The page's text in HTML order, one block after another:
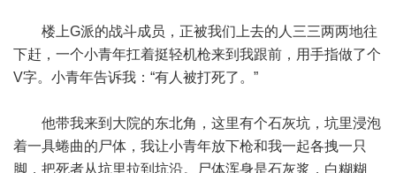
楼上G派的战斗成员，正被我们上去的人三三两两地往
下赶，一个小青年扛着挺轻机枪来到我跟前，用手指做了个
V字。小青年告诉我：“有人被打死了。”
他带我来到大院的东北角，这里有个石灰坑，坑里浸泡
着一具蜷曲的尸体，我让小青年放下枪和我一起各拽一只
脚，把死者从坑里拉到坑沿。尸体浑身是石灰浆，白糊糊